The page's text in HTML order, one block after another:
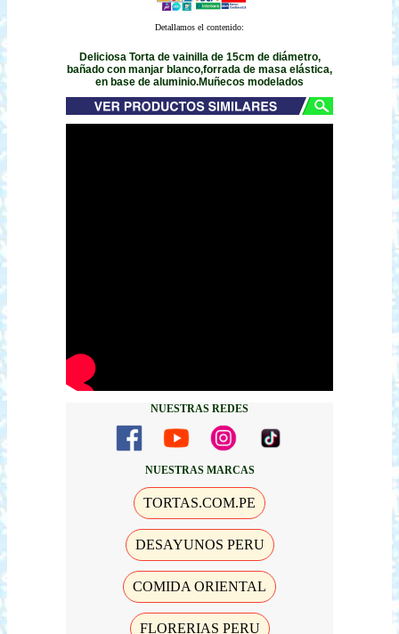
Detallamos el contenido:
Deliciosa Torta de vainilla de 15cm de diámetro,
bañado con manjar blanco,forrada de masa elástica,
en base de aluminio.Muñecos modelados
NUESTRAS REDES
NUESTRAS MARCAS
TORTAS.COM.PE
DESAYUNOS PERU
COMIDA ORIENTAL
FLORERIAS PERU